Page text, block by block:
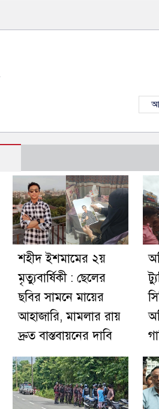
শহীদ ইশমামের ২য়
মৃত্যুবার্ষিকী : ছেলের
ছবির সামনে মায়ের
আহাজারি, মামলার রায়
দ্রুত বাস্তবায়নের দাবি